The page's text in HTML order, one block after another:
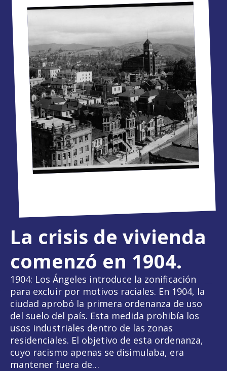
La crisis de vivienda
comenzó en 1904.
1904: Los Ángeles introduce la zonificación
para excluir por motivos raciales. En 1904, la
ciudad aprobó la primera ordenanza de uso
del suelo del país. Esta medida prohibía los
usos industriales dentro de las zonas
residenciales. El objetivo de esta ordenanza,
cuyo racismo apenas se disimulaba, era
mantener fuera de…